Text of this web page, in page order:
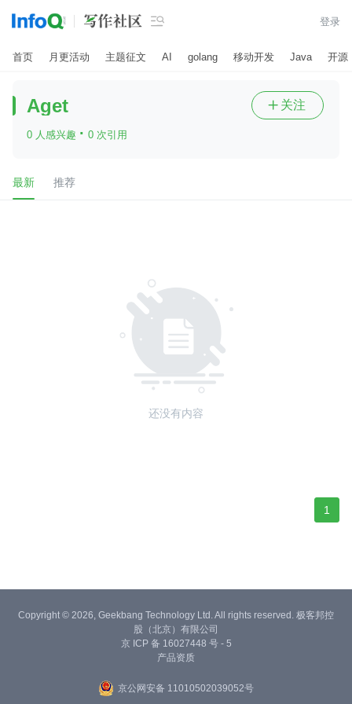
 登录
首页 月更活动 主题征文 AI golang 移动开发 Java 开源
Aget
0 人感兴趣 · 0 次引用
 关注
最新 推荐
还没有内容
1
Copyright © 2026, Geekbang Technology Ltd. All rights reserved. 极客邦控
股（北京）有限公司
京 ICP 备 16027448 号 - 5
产品资质
京公网安备 11010502039052号